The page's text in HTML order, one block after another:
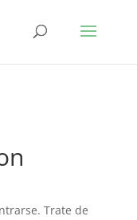
Trate de